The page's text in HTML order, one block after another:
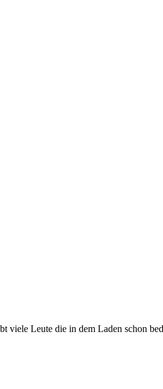
viele Leute die in dem Laden schon